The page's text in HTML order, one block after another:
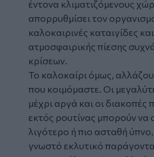
έντονα κλιματιζόμενους
απορρυθμίσει τον
καλοκαιρινές καταιγίδες
ατμοσφαιρικής πίεσης
κρίσεων.
Το καλοκαίρι όμως,
που κοιμόμαστε. Οι
μέχρι αργά και οι διακοπές
εκτός ρουτίνας μπορούν να
λιγότερο ή πιο ασταθή
γνωστό εκλυτικό